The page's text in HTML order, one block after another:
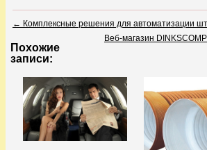
← Комплексные решения для автоматизации
Веб-магазин
Похожие
записи: